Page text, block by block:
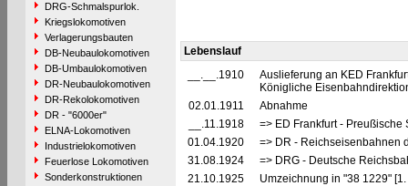
DRG-Schmalspurlok.
Kriegslokomotiven
Verlagerungsbauten
DB-Neubaulokomotiven
DB-Umbaulokomotiven
DR-Neubaulokomotiven
DR-Rekolokomotiven
DR - "6000er"
ELNA-Lokomotiven
Industrielokomotiven
Feuerlose Lokomotiven
Sonderkonstruktionen
Lebenslauf
__.__.1910
Auslieferung an KED
Königliche
02.01.1911
Abnahme
__.11.1918
=> ED Frankfurt -
01.04.1920
=> DR - Reichseisenbahnen
31.08.1924
=> DRG - Deutsche
21.10.1925
Umzeichnung in "38 1229"